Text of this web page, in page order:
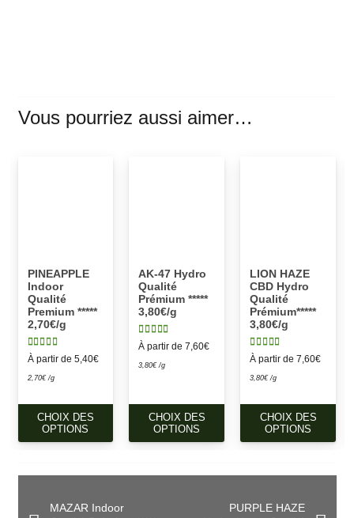
Vous pourriez aussi aimer…
PINEAPPLE
Indoor
Qualité
Premium *****
2,70€/g
Note5.00 sur 5
À partir de 5,40€
2,70€ /g
CHOIX DES
OPTIONS
PRODUIT
AK-47 Hydro
Qualité
Prémium *****
3,80€/g
Note 5.00sur 5
À partir de7,60€
3,80€ /g
CHOIX DES
OPTIONS
PRODUIT
LES
LION HAZE
CBD Hydro
Qualité
Prémium*****
3,80€/g
Note 3.00sur 5
À partir de7,60€
3,80€ /g
CHOIX DES
OPTIONS
MAZAR Indoor
PURPLE HAZE